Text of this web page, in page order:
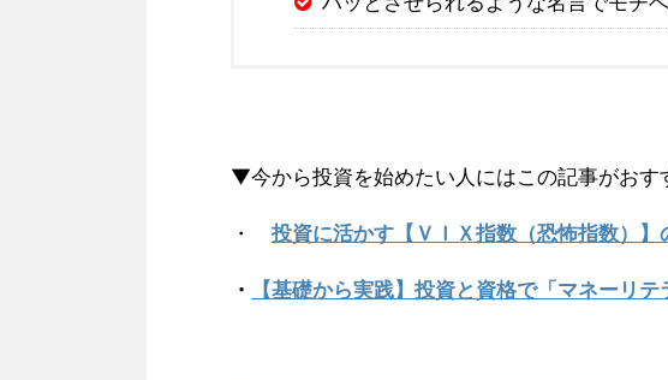
▼今から投資を始めたい人にはこの記事がおす
・ 投資に活かす【ＶＩＸ指数（恐怖指数）】
・ 【基礎から実践】投資と資格で「マネーリ